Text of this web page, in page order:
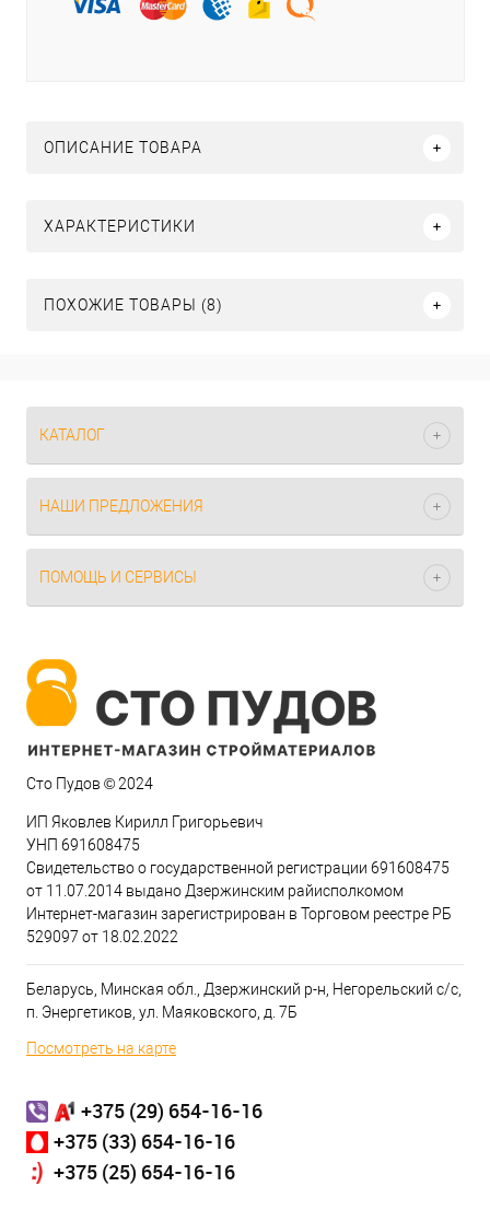
ОПИСАНИЕ ТОВАРА
ХАРАКТЕРИСТИКИ
ПОХОЖИЕ ТОВАРЫ (8)
КАТАЛОГ
НАШИ ПРЕДЛОЖЕНИЯ
ПОМОЩЬ И СЕРВИСЫ
Сто Пудов © 2024
ИП Яковлев Кирилл Григорьевич
УНП 691608475
Свидетельство о государственной регистрации 691608475
от 11.07.2014 выдано Дзержинским райисполкомом
Интернет-магазин зарегистрирован в Торговом реестре РБ
529097 от 18.02.2022
Беларусь, Минская обл., Дзержинский р-н, Негорельский с/с,
п. Энергетиков, ул. Маяковского, д. 7Б
Посмотреть на карте
+375 (29) 654-16-16
+375 (33) 654-16-16
+375 (25) 654-16-16